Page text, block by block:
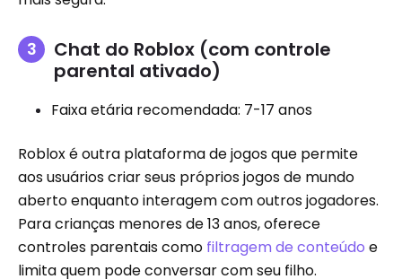
Chat do Roblox (com controle
parental ativado)
Faixa etária recomendada: 7-17 anos
Roblox é outra plataforma de jogos que permite
aos usuários criar seus próprios jogos de mundo
aberto enquanto interagem com outros jogadores.
Para crianças menores de 13 anos, oferece
controles parentais como filtragem de conteúdo e
limita quem pode conversar com seu filho.